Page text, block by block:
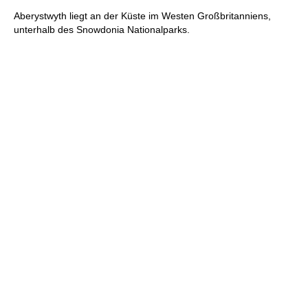
Aberystwyth liegt an der Küste im Westen Großbritanniens,
unterhalb des Snowdonia Nationalparks.